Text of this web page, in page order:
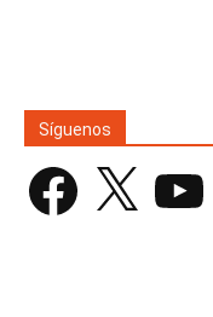
Síguenos
Facebook YouTube